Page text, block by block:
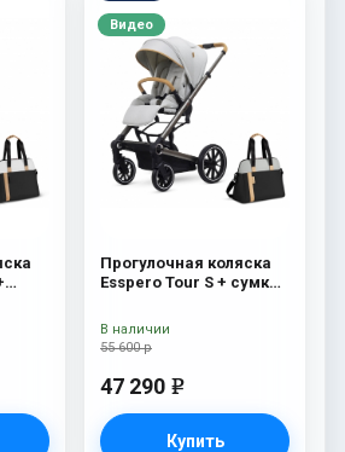
Видео
Прогулочная коляска
Esspero Tour S + сумка
55 600 р
47 290 e
Купить
В наличии